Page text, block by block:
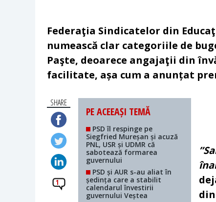
Federaţia Sindicatelor din
numească clar categoriile de
Paşte, deoarece angajaţii din
facilitate, așa cum a anunțat
SHARE
1
PE ACEEAȘI TEMĂ
PSD îl respinge pe
Siegfried Mureșan și acuză
PNL, USR și UDMR că
sabotează formarea
guvernului
PSD și AUR s-au aliat în
ședința care a stabilit
calendarul învestirii
guvernului Veștea